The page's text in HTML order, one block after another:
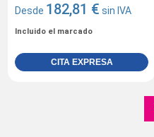
Desde 182,81 € sin IVA
Incluido el marcado
CITA EXPRESA